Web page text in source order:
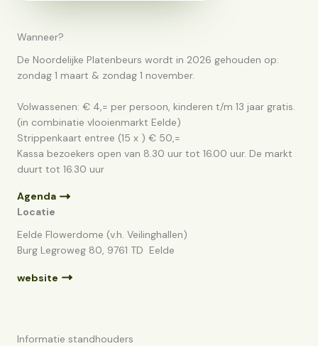
Wanneer?
De Noordelijke Platenbeurs wordt in 2026 gehouden op:
zondag 1 maart & zondag 1 november.
Volwassenen: € 4,= per persoon, kinderen t/m 13 jaar gratis.
(in combinatie vlooienmarkt Eelde)
Strippenkaart entree (15 x ) € 50,=
Kassa bezoekers open van 8.30 uur tot 16.00 uur. De markt
duurt tot 16.30 uur
Agenda
Locatie
Eelde Flowerdome (v.h. Veilinghallen)
Burg Legroweg 80, 9761 TD Eelde
website
Informatie standhouders